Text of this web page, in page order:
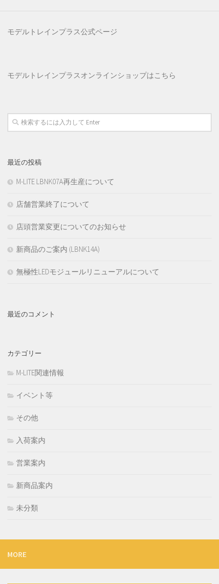
モデルトレインプラス公式ページ
モデルトレインプラスオンラインショップはこちら
最近の投稿
M-LITE LBNK07A再生産について
店舗営業終了について
店頭営業変更についてのお知らせ
新商品のご案内 (LBNK14A)
無極性LEDモジュールリニューアルについて
最近のコメント
カテゴリー
M-LITE関連情報
イベント等
その他
入荷案内
営業案内
新商品案内
未分類
MORE